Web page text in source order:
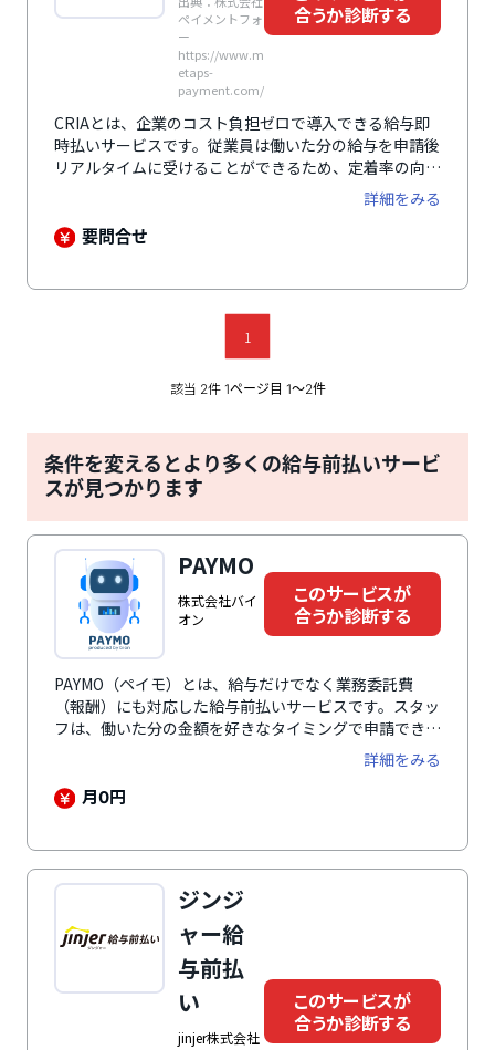
ペイメントフォ
ー
https://www.m
etaps-
payment.com/
合うか診断する
CRIAとは、企業のコスト負担ゼロで導入できる給与即
時払いサービスです。従業員は働いた分の給与を申請後
リアルタイムに受けることができるため、定着率の向上
が期待できます。「日払い週払い」や「給与前払い」と
いったワードを気にする求人者にも強くアピールするこ
とができ、求人応募数の増加にもつながります。サービ
業界最安水準と、トータルコストも業界最安を実現して
詳細をみる
要問合せ
1
該当 2件 1ページ目 1〜2件
条件を変えるとより多くの給与前払いサービ
スが見つかります
PAYMO
株式会社バイ
オン
このサービスが
合うか診断する
PAYMO（ペイモ）とは、給与だけでなく業務委託費
（報酬）にも対応した給与前払いサービスです。スタッ
フは、働いた分の金額を好きなタイミングで申請でき、
24時間365日ほぼリアルタイムで口座に入金されます。
導入にあたって初期費用・月額費用など企業負担は一切
ありません。さらに、立替払いと直接払いのどちらにも
詳細をみる
月0円
ジンジ
ャー給
与前払
い
jinjer株式会社
このサービスが
合うか診断する